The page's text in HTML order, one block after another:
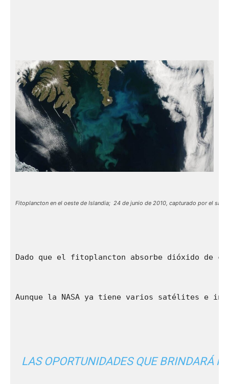
Fitoplancton en el oeste de Islandia;  24 de junio de 2010, capturado por el
Dado que el fitoplancton absorbe dióxido de
Aunque la NASA ya tiene varios satélites e
LAS OPORTUNIDADES QUE BRINDARÁ